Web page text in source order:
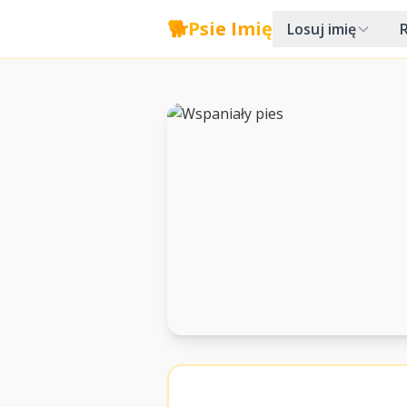
🐕Psie Imię Losuj imię